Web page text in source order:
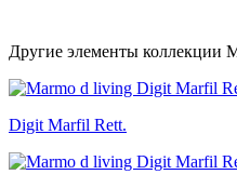
Другие элементы коллекции
Digit Marfil Rett.